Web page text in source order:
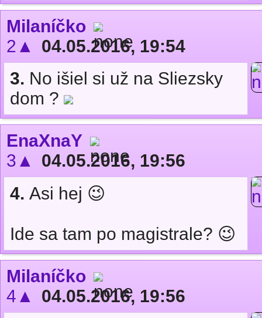
Milaníčko
2▲
04.05.2016, 19:54
3. No išiel si už na Sliezsky
dom ?
EnaXnaY
3▲
04.05.2016, 19:56
4. Asi hej 😉
Ide sa tam po magistrale? 😉
Milaníčko
4▲
04.05.2016, 19:56